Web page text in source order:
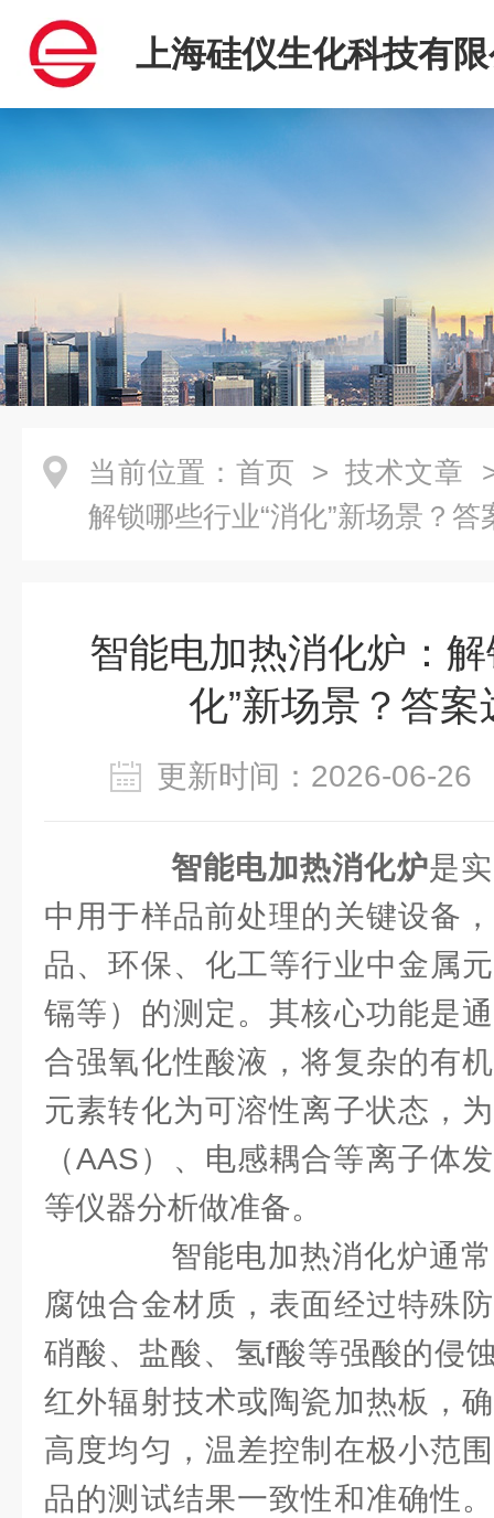
上海硅仪生化科技有
当前位置： 首页 > 技术文章
解锁哪些行业“消化”新场景？答
智能电加热消化炉：
化”新场景？答
更新时间：2026-06-
智能电加热消化炉是
中用于样品前处理的关键设备
品、环保、化工等行业中金属
镉等）的测定。其核心功能是
合强氧化性酸液，将复杂的有
元素转化为可溶性离子状态，
（AAS）、电感耦合等离子体
等仪器分析做准备。
智能电加热消化炉通常
腐蚀合金材质，表面经过特殊
硝酸、盐酸、氢f酸等强酸的侵
红外辐射技术或陶瓷加热板，
高度均匀，温差控制在极小范
品的测试结果一致性和准确性